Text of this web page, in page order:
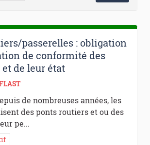
passerelles : obligation
de conformité des
de leur état
de nombreuses années, les
des ponts routiers et ou des
pe...